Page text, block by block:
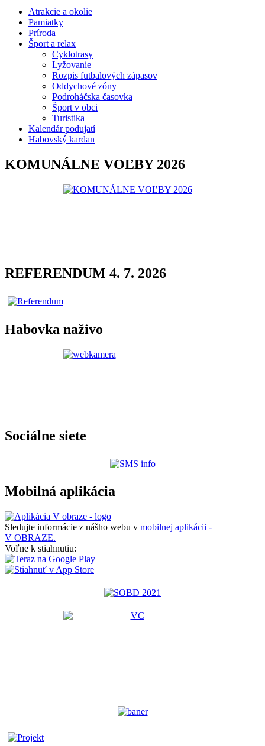
Atrakcie a okolie
Pamiatky
Príroda
Šport a relax
Cyklotrasy
Lyžovanie
Rozpis futbalových zápasov
Oddychové zóny
Podroháčska časovka
Šport v obci
Turistika
Kalendár podujatí
Habovský kardan
KOMUNÁLNE VOĽBY 2026
REFERENDUM 4. 7. 2026
Habovka naživo
Sociálne siete
Mobilná aplikácia
Sledujte informácie z nášho webu v mobilnej aplikácii -
V OBRAZE.
Voľne k stiahnutiu: